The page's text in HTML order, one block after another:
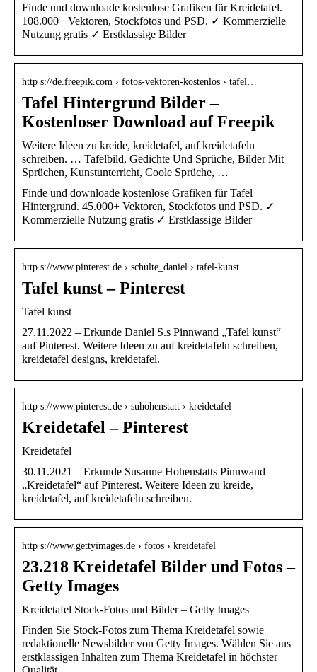
Finde und downloade kostenlose Grafiken für Kreidetafel.
108.000+ Vektoren, Stockfotos und PSD. ✓ Kommerzielle
Nutzung gratis ✓ Erstklassige Bilder
http s://de.freepik.com › fotos-vektoren-kostenlos › tafel…
Tafel Hintergrund Bilder –
Kostenloser Download auf Freepik
Weitere Ideen zu kreide, kreidetafel, auf kreidetafeln
schreiben. … Tafelbild, Gedichte Und Sprüche, Bilder Mit
Sprüchen, Kunstunterricht, Coole Sprüche, …
Finde und downloade kostenlose Grafiken für Tafel
Hintergrund. 45.000+ Vektoren, Stockfotos und PSD. ✓
Kommerzielle Nutzung gratis ✓ Erstklassige Bilder
http s://www.pinterest.de › schulte_daniel › tafel-kunst
Tafel kunst – Pinterest
Tafel kunst
27.11.2022 – Erkunde Daniel S.s Pinnwand „Tafel kunst“
auf Pinterest. Weitere Ideen zu auf kreidetafeln schreiben,
kreidetafel designs, kreidetafel.
http s://www.pinterest.de › suhohenstatt › kreidetafel
Kreidetafel – Pinterest
Kreidetafel
30.11.2021 – Erkunde Susanne Hohenstatts Pinnwand
„Kreidetafel“ auf Pinterest. Weitere Ideen zu kreide,
kreidetafel, auf kreidetafeln schreiben.
http s://www.gettyimages.de › fotos › kreidetafel
23.218 Kreidetafel Bilder und Fotos –
Getty Images
Kreidetafel Stock-Fotos und Bilder – Getty Images
Finden Sie Stock-Fotos zum Thema Kreidetafel sowie
redaktionelle Newsbilder von Getty Images. Wählen Sie aus
erstklassigen Inhalten zum Thema Kreidetafel in höchster